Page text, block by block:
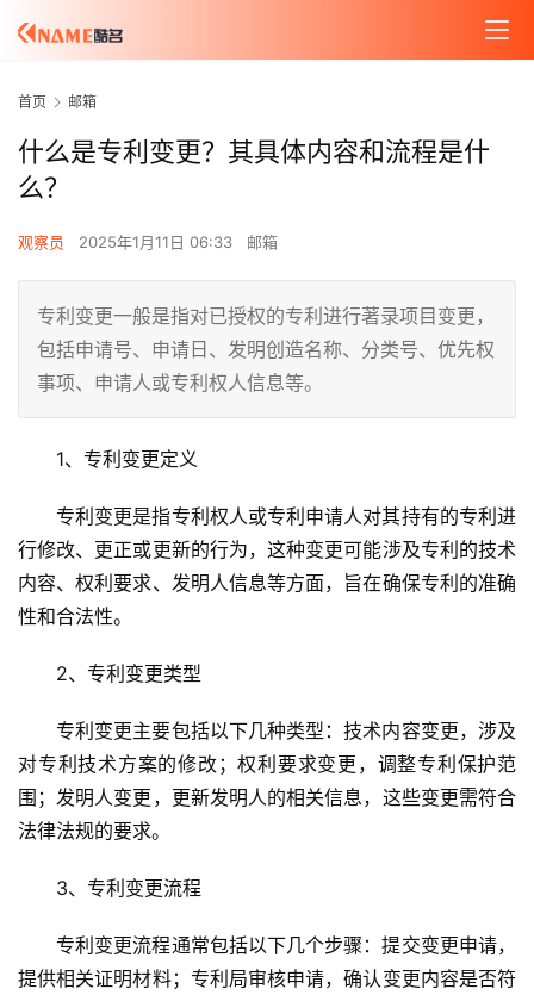
首页 邮箱
什么是专利变更？其具体内容和流程是什
么？
观察员 2025年1月11日 06:33 邮箱
专利变更一般是指对已授权的专利进行著录项目变更，
包括申请号、申请日、发明创造名称、分类号、优先权
事项、申请人或专利权人信息等。
1、专利变更定义
专利变更是指专利权人或专利申请人对其持有的专利进
行修改、更正或更新的行为，这种变更可能涉及专利的技术
内容、权利要求、发明人信息等方面，旨在确保专利的准确
性和合法性。
2、专利变更类型
专利变更主要包括以下几种类型：技术内容变更，涉及
对专利技术方案的修改；权利要求变更，调整专利保护范
围；发明人变更，更新发明人的相关信息，这些变更需符合
法律法规的要求。
3、专利变更流程
专利变更流程通常包括以下几个步骤：提交变更申请，
提供相关证明材料；专利局审核申请，确认变更内容是否符